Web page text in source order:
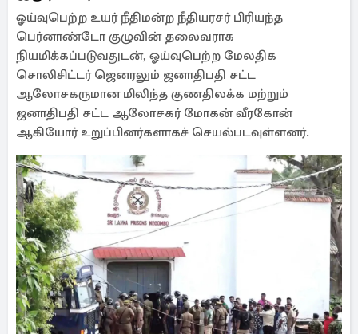
ஓய்வுபெற்ற உயர் நீதிமன்ற நீதியரசர் பிரியந்த
பெர்னாண்டோ குழுவின் தலைவராக
நியமிக்கப்படுவதுடன், ஓய்வுபெற்ற மேலதிக
சொலிசிட்டர் ஜெனரலும் ஜனாதிபதி சட்ட
ஆலோசகருமான மிலிந்த குணதிலக்க மற்றும்
ஜனாதிபதி சட்ட ஆலோசகர் மோகன் வீரகோன்
ஆகியோர் உறுப்பினர்களாகச் செயல்படவுள்ளனர்.